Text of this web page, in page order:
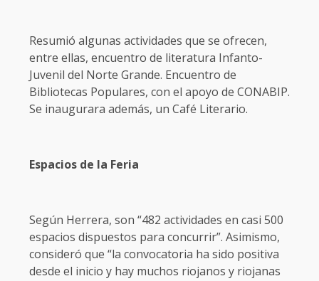
Resumió algunas actividades que se ofrecen,
entre ellas, encuentro de literatura Infanto-
Juvenil del Norte Grande. Encuentro de
Bibliotecas Populares, con el apoyo de CONABIP.
Se inaugurara además, un Café Literario.
Espacios de la Feria
Según Herrera, son “482 actividades en casi 500
espacios dispuestos para concurrir”. Asimismo,
consideró que “la convocatoria ha sido positiva
desde el inicio y hay muchos riojanos y riojanas